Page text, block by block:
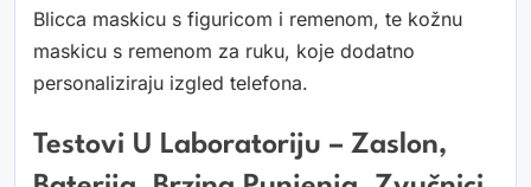
Blicca maskicu s figuricom i remenom, te kožnu
maskicu s remenom za ruku, koje dodatno
personaliziraju izgled telefona.
Testovi U Laboratoriju – Zaslon,